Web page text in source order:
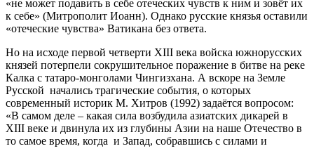
«не может подавить в себе отеческих чувств к ним и зовёт их
к себе» (Митрополит Иоанн). Однако русские князья оставили
«отеческие чувства» Ватикана без ответа.
Но на исходе первой четверти XIII века войска южнорусских
князей потерпели сокрушительное поражение в битве на реке
Калка с татаро-монголами Чингизхана. А вскоре на Земле
Русской начались трагические события, о которых
современный историк М. Хитров (1992) задаётся вопросом:
«В самом деле – какая сила возбудила азиатских дикарей в
XIII веке и двинула их из глубины Азии на наше Отечество в
то самое время, когда и Запад, собравшись с силами и